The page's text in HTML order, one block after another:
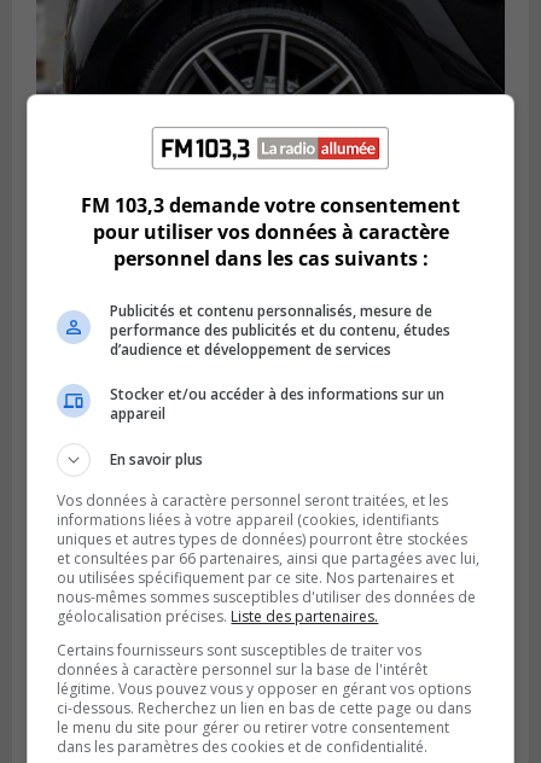
Publié le 6 août 2026 à 11h58
Des jeunes ciblent la Montérégie pour
le Défi écrou de roue
Publié le 6 août 2026 à 05h39
La grenade du camping du lac Cristal était
inoffensive
FM 103,3 demande votre consentement
pour utiliser vos données à caractère
personnel dans les cas suivants :
Publicités et contenu personnalisés, mesure de
performance des publicités et du contenu, études
d’audience et développement de services
Stocker et/ou accéder à des informations sur un
appareil
En savoir plus
Vos données à caractère personnel seront traitées, et les
informations liées à votre appareil (cookies, identifiants
uniques et autres types de données) pourront être stockées
et consultées par 66 partenaires, ainsi que partagées avec lui,
ou utilisées spécifiquement par ce site. Nos partenaires et
nous-mêmes sommes susceptibles d'utiliser des données de
géolocalisation précises. Liste des partenaires.
Certains fournisseurs sont susceptibles de traiter vos
données à caractère personnel sur la base de l'intérêt
légitime. Vous pouvez vous y opposer en gérant vos options
ci-dessous. Recherchez un lien en bas de cette page ou dans
le menu du site pour gérer ou retirer votre consentement
dans les paramètres des cookies et de confidentialité.